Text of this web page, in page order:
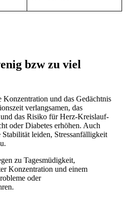
bzw zu viel
Konzentration und das Gedächtnis
verlangsamen, das
das Risiko für Herz-Kreislauf-
oder Diabetes erhöhen. Auch
leiden, Stressanfälligkeit
zu Tagesmüdigkeit,
Konzentration und einem
oder